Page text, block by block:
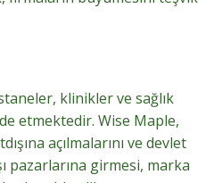
klinikler ve sağlık
etmektedir. Wise Maple,
açılmalarını ve devlet
pazarlarına girmesi, marka